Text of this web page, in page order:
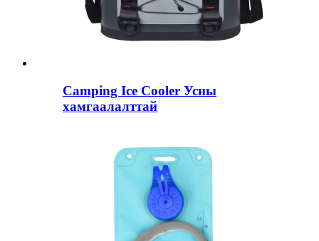
Camping Ice Cooler Усны
хамгаалалттай